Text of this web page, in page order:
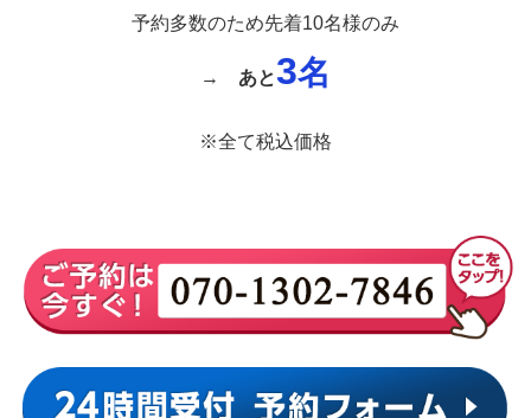
予約多数のため先着10名様のみ
→ あと3名
※全て税込価格